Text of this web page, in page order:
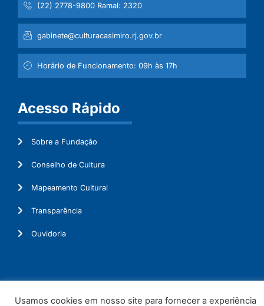
(22) 2778-9800 Ramal: 2320
gabinete@culturacasimiro.rj.gov.br
Horário de Funcionamento: 09h às 17h
Acesso Rápido
Sobre a Fundação
Conselho de Cultura
Mapeamento Cultural
Transparência
Ouvidoria
Usamos cookies em nosso site para fornecer a experiência